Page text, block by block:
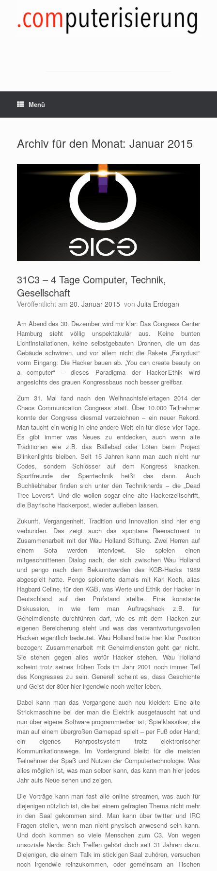
springen
Menü
Archiv für den Monat: Januar 2015
31C3 – 4 Tage Computer, Technik,
Gesellschaft
Veröffentlicht am 20. Januar 2015 von Julia Erdogan
Am Abend des 30. Dezember wird mir klar: Das Congress Center
Hamburg sieht völlig unspektakulär aus. Keine bunten
Lichtinstallationen, keine selbstgebauten Drohnen, die um das
Gebäude schwirren, und vor allem nicht die Rakete „Fairydust“
vorm Eingang: Die Hacker bauen ab. „You can create beauty on
a computer“ – dieses Paradigma der Hacker-Ethik wird
angesichts des grauen Kongressbaus noch besser greifbar.
Zum 31. Mal fand nach den Weihnachtsfeiertagen 2014 der
Chaos Communication Congress statt. Über 10.000 Teilnehmer
konnte der Congress diesmal verzeichnen – ein neuer Rekord.
Man taucht ein wenig in eine andere Welt ein für diese vier Tage.
Es gibt immer was Neues zu entdecken, auch wenn alte
Traditionen wie z.B. das Bällebad oder Löten beim Project
Blinkenlights bleiben. Seit 15 Jahren kann man auch nicht nur
Codes, sondern Schlösser auf dem Kongress knacken.
Sportfreunde der Sperrtechnik heißt das dann. Auch
Buchliebhaber finden sich unter den Techniknerds – die „Dead
Tree Lovers“. Und die wollen sogar eine alte Hackerzeitschrift,
die Bayrische Hackerpost, wieder aufleben lassen.
Zukunft, Vergangenheit, Tradition und Innovation sind hier eng
verbunden. Das zeigt auch das spontane Reenactment in
Zusammenarbeit mit der Wau Holland Stiftung. Zwei Herren auf
einem Sofa werden interviewt. Sie spielen einen
mitgeschnittenen Dialog nach, der sich zwischen Wau Holland
und pengo nach dem Bekanntwerden des KGB-Hacks 1989
abgespielt hatte. Pengo spionierte damals mit Karl Koch, alias
Hagbard Celine, für den KGB, was Werte und Ethik der Hacker in
Deutschland auf den Prüfstand stellte. Eine konstante
Diskussion, in wie fern man Auftragshack z.B. für
Geheimdienste durchführen darf, wie es mit dem Hacken zur
eigenen Bereicherung steht und was das verantwortungsvollen
Hacken eigentlich bedeutet. Wau Holland hatte hier klar Position
bezogen: Zusammenarbeit mit Geheimdiensten geht gar nicht.
Sie stehen gegen alles wofür Hacker stehen. Wau Holland
scheint trotz seines frühen Tods im Jahr 2001 noch immer Teil
des Kongresses zu sein. Generell scheint es, dass Geschichte
und Geist der 80er hier irgendwie noch weiter leben.
Dabei kann man das Vergangene auch neu kleiden: Eine alte
Strickmaschine bei der man die Elektrik ausgetauscht hat und
nun über eigene Software programmierbar ist; Spielklassiker, die
man auf einem übergroßen Gamepad spielt – per Fuß oder Hand;
ein eigenes Rohrpostsystem trotz elektronischer
Kommunikationswege. Im Vordergrund bleibt für die meisten
Teilnehmer der Spaß und Nutzen der Computertechnologie. Was
alles möglich ist, was man selber kann, das kann man hier jedes
Jahr aufs Neue sehen und zeigen.
Die Vorträge kann man fast alle online streamen, was auch für
diejenigen nützlich ist, die bei einem gefragten Thema nicht mehr
in den Saal gekommen sind. Man kann über twitter und IRC
Fragen stellen, wenn man nicht physisch anwesend sein kann.
Und doch kommen so viele Menschen zum C3. Von wegen
unsoziale Nerds: Sich Treffen gehört doch seit 31 Jahren dazu.
Diejenigen, die einem Talk im stickigen Saal zuhören, versuchen
noch irgendwie reinzukommen, oder gemeinsam an Tischen